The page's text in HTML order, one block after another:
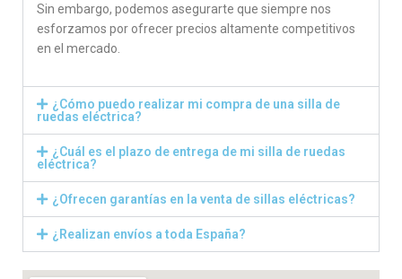
Sin embargo, podemos asegurarte que siempre nos
esforzamos por ofrecer precios altamente competitivos
en el mercado.
¿Cómo puedo realizar mi compra de una silla de
ruedas eléctrica?
¿Cuál es el plazo de entrega de mi silla de ruedas
eléctrica?
¿Ofrecen garantías en la venta de sillas eléctricas?
¿Realizan envíos a toda España?